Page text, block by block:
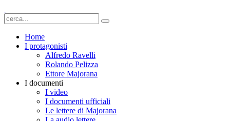
Home
I protagonisti
Alfredo Ravelli
Rolando Pelizza
Ettore Majorana
I documenti
I video
I documenti ufficiali
Le lettere di Majorana